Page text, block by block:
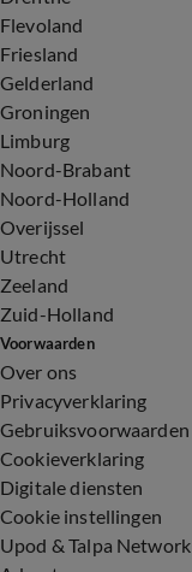
Flevoland
Friesland
Gelderland
Groningen
Limburg
Noord-Brabant
Noord-Holland
Overijssel
Utrecht
Zeeland
Zuid-Holland
Voorwaarden
Over ons
Privacyverklaring
Gebruiksvoorwaarden
Cookieverklaring
Digitale diensten
Cookie instellingen
Upod & Talpa Network